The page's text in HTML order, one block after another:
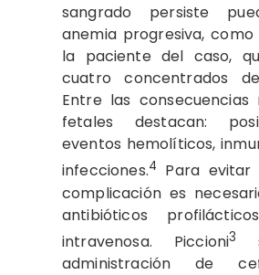
sangrado persiste
anemia progresiva,
la paciente del caso,
cuatro concentrados
Entre las
fetales destacan:
eventos hemolíticos,
infecciones.4 Para
complicación es
antibióticos
intravenosa. Piccioni3
administración de